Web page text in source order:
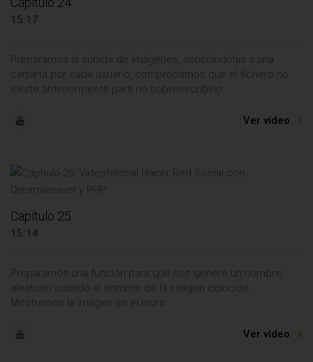
15:17
Preparamos la subida de imágenes, asociándolas a una
carpeta por cada usuario, comprobamos que el fichero no
existe anteriormente para no sobreescribirlo.
Ver vídeo
Capítulo 25
15:14
Preparamos una función para que nos genere un nombre
aleatorio cuando el nombre de la imagen coincide.
Mostramos la imagen en el muro.
Ver vídeo